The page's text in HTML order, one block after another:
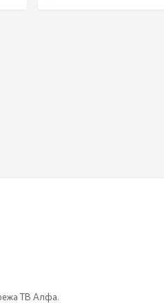
ТВ Алфа.